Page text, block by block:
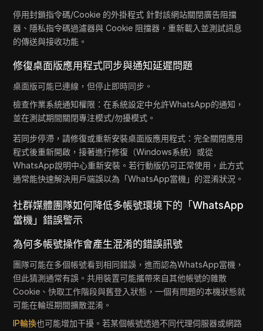
停用封鎖指令碼/Cookie 的外掛程式 針對該網站關閉廣告阻擋
器、隱私指令碼過濾器與 Cookie 阻擋器，重新載入並測試訊息
的傳送與接收功能。
修復桌面版應用程式同步與通知延遲問題
桌面版可能已連線，但停止即時同步。
檢查作業系統通知權限：在系統設定中允許WhatsApp的通知，
並在測試期間關閉專注模式/勿擾模式。
若同步停滯，請修復或重新安裝桌面版應用程式：完全關閉應用
程式後重新開啟，接著進行修復（Windows系統）或從
WhatsApp說明中心重新安裝。若行動版仍可正常使用，此方式
通常能快速解決用戶端誤以為「WhatsApp當機」的混淆狀況。
社群媒體團隊如何降低多帳號環境下的「WhatsApp
當機」錯誤警示
為何多帳號操作會產生混淆的錯誤訊號
團隊可能在多個帳號看到相同錯誤，進而認為WhatsApp當機，
但此猜測通常有誤。共用裝置可能攜帶來自其他帳號的雜散
Cookie、快取工作階段與舊登入狀態，一個有問題的本機狀態就
可能在輪班期間擴散混淆。
IP輪換也可能增加干擾。若某個帳號透過不同代理伺服器或網路